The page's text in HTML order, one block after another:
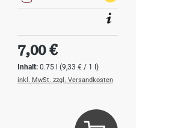
Inhalt:0.75 l(9,33 € / 1 l)
Regulärer Preis:
7,00 €
inkl. MwSt. zzgl. Versandkosten